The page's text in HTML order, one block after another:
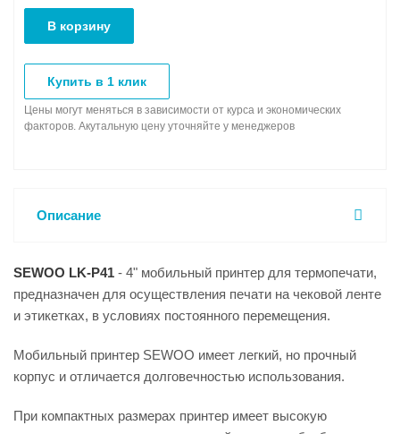
В корзину
Купить в 1 клик
Цены могут меняться в зависимости от курса и экономических
факторов. Акутальную цену уточняйте у менеджеров
Описание
SEWOO LK-P41 - 4" мобильный принтер для термопечати,
предназначен для осуществления печати на чековой ленте
и этикетках, в условиях постоянного перемещения.
Мобильный принтер SEWOO имеет легкий, но прочный
корпус и отличается долговечностью использования.
При компактных размерах принтер имеет высокую